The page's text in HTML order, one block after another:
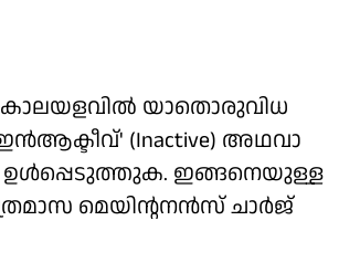
യാതൊരുവിധ
(Inactive) അഥവാ
ഉള്‍പ്പെടുത്തുക. ഇങ്ങനെയുള്ള
മെയിന്റനന്‍സ് ചാര്‍ജ്